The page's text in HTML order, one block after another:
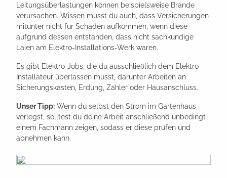
Leitungsüberlastungen können beispielsweise Brände
verursachen. Wissen musst du auch, dass Versicherungen
mitunter nicht für Schäden aufkommen, wenn diese
aufgrund dessen entstanden, dass nicht sachkundige
Laien am Elektro-Installations-Werk waren.
Es gibt Elektro-Jobs, die du ausschließlich dem Elektro-
Installateur überlassen musst, darunter Arbeiten an
Sicherungskasten, Erdung, Zähler oder Hausanschluss.
Unser Tipp: Wenn du selbst den Strom im Gartenhaus
verlegst, solltest du deine Arbeit anschließend unbedingt
einem Fachmann zeigen, sodass er diese prüfen und
abnehmen kann.